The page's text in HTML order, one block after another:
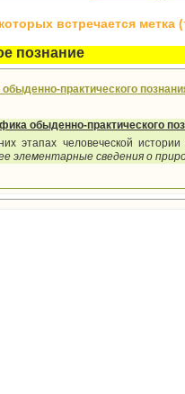
встречается метка
познание
практического
обыденно-практического
этапах человеческой истории
элементарные сведения о